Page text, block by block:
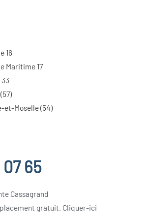
16
Maritime 17
et-Moselle (54)
07 65
Cassagrand
gratuit. Cliquer-ici